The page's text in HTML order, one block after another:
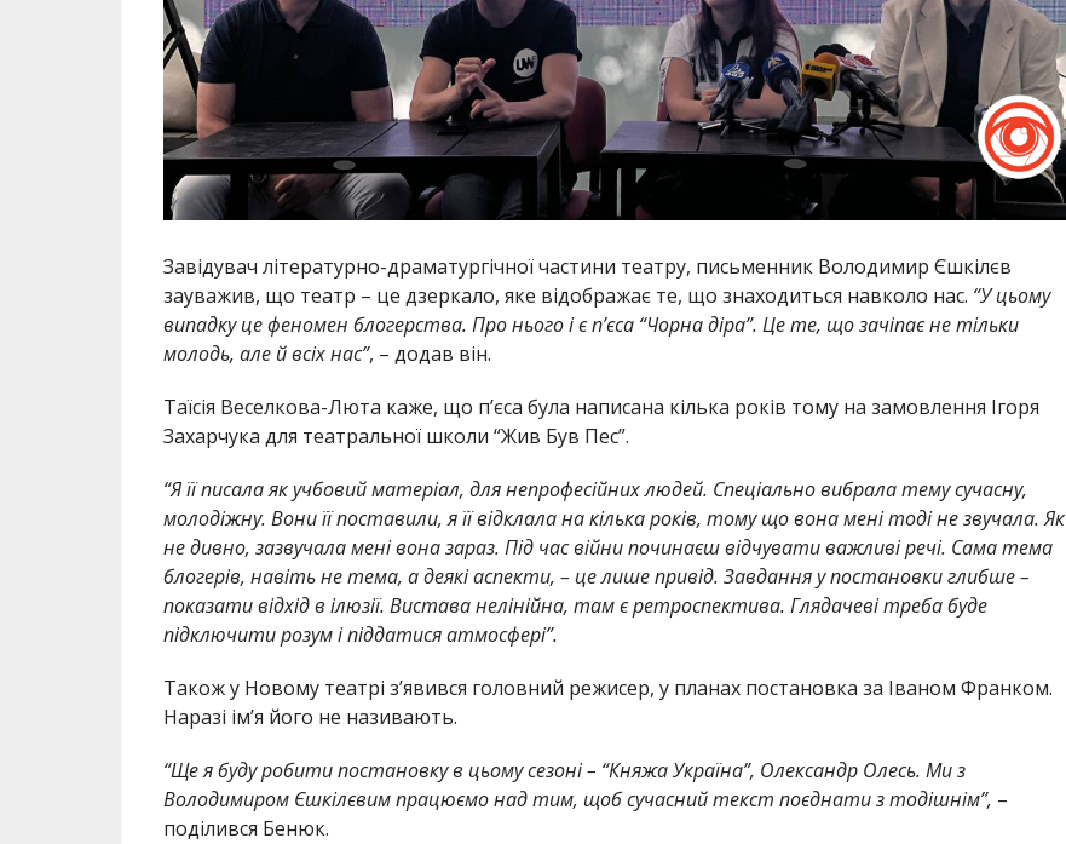
Завідувач літературно-драматургічної частини театру, письменник Володимир Єшкілєв
зауважив, що театр – це дзеркало, яке відображає те, що знаходиться навколо нас. “У цьому
випадку це феномен блогерства. Про нього і є п’єса “Чорна діра”. Це те, що зачіпає не тільки
молодь, але й всіх нас”, – додав він.
Таїсія Веселкова-Люта каже, що п’єса була написана кілька років тому на замовлення Ігоря
Захарчука для театральної школи “Жив Був Пес”.
“Я її писала як учбовий матеріал, для непрофесійних людей. Спеціально вибрала тему сучасну,
молодіжну. Вони її поставили, я її відклала на кілька років, тому що вона мені тоді не звучала. Як
не дивно, зазвучала мені вона зараз. Під час війни починаєш відчувати важливі речі. Сама тема
блогерів, навіть не тема, а деякі аспекти, – це лише привід. Завдання у постановки глибше –
показати відхід в ілюзії. Вистава нелінійна, там є ретроспектива. Глядачеві треба буде
підключити розум і піддатися атмосфері”.
Також у Новому театрі з’явився головний режисер, у планах постановка за Іваном Франком.
Наразі ім’я його не називають.
“Ще я буду робити постановку в цьому сезоні – “Княжа Україна”, Олександр Олесь. Ми з
Володимиром Єшкілєвим працюємо над тим, щоб сучасний текст поєднати з тодішнім”, –
поділився Бенюк.